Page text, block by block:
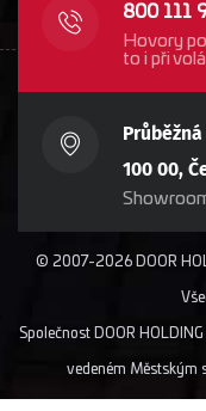
800 111
Hovory
to i při
100 00,
© 2007-2026 DOOR
Společnost DOOR
vedeném Městským